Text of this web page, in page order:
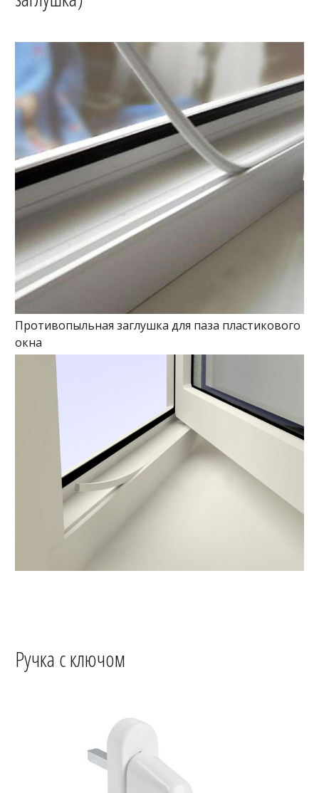
Противопыльная заглушка для паза пластикового
окна
Ручка с ключом